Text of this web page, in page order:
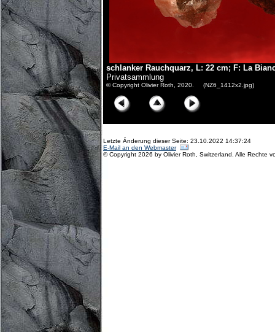
schlanker Rauchquarz, L: 22 cm; F: La
Privatsammlung
© Copyright Olivier Roth, 2020. (NZ6_1412x2.jpg)
Letzte Änderung dieser Seite: 23.10.2022 14:37:24
E-Mail an den Webmaster
© Copyright 2026 by Olivier Roth, Switzerland. Alle Rechte